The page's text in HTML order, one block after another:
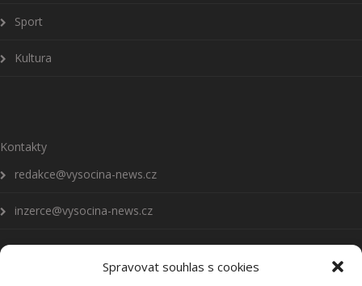
Spravovat souhlas s cookies
Sport
Kultura
Kontakty
redakce@vysocina-news.cz
inzerce@vysocina-news.cz